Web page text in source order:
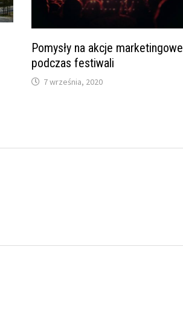
Pomysły na akcje marketingowe
podczas festiwali
7 września, 2020